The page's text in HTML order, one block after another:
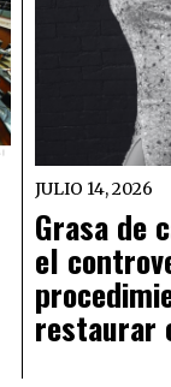
JULIO 14, 2026
Grasa de
el
restaurar